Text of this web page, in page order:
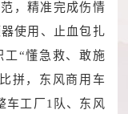
，精准完成伤情
使用、止血包扎
工“懂急救、敢施
拼，东风商用车
车工厂1队、东风